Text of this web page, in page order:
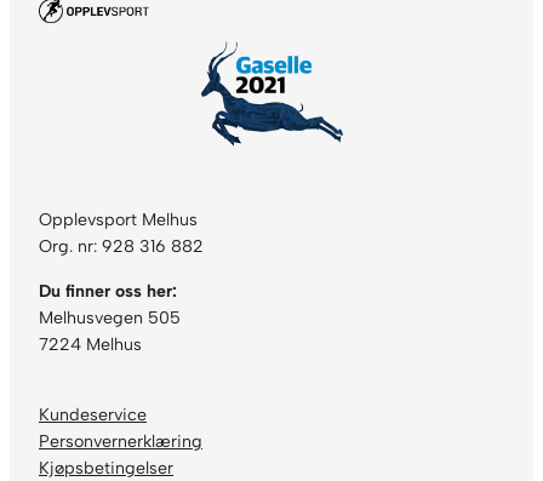
Opplevsport Melhus
Org. nr: 928 316 882
Du finner oss her:
Melhusvegen 505
7224 Melhus
Kundeservice
Personvernerklæring
Kjøpsbetingelser